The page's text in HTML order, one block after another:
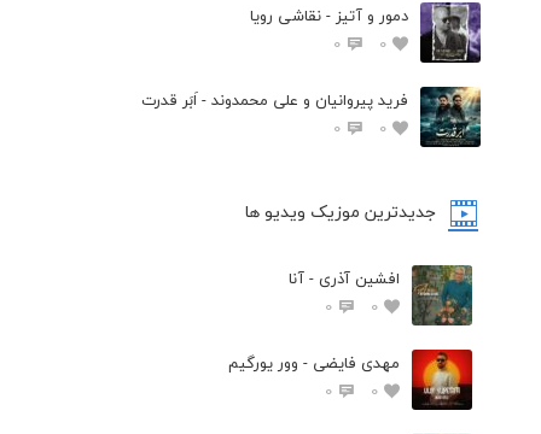
دمور و آتیز - نقاشی رویا
0
0
فرید پیروانیان و علی محمدوند - اَبَر قدرت
0
0
جدیدترین موزیک ویدیو ها
افشین آذری - آنا
0
0
مهدی فایضی - وور یورگیم
0
0